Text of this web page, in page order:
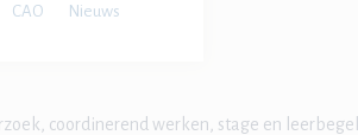
CAO Nieuws
coordinerend werken, stage en